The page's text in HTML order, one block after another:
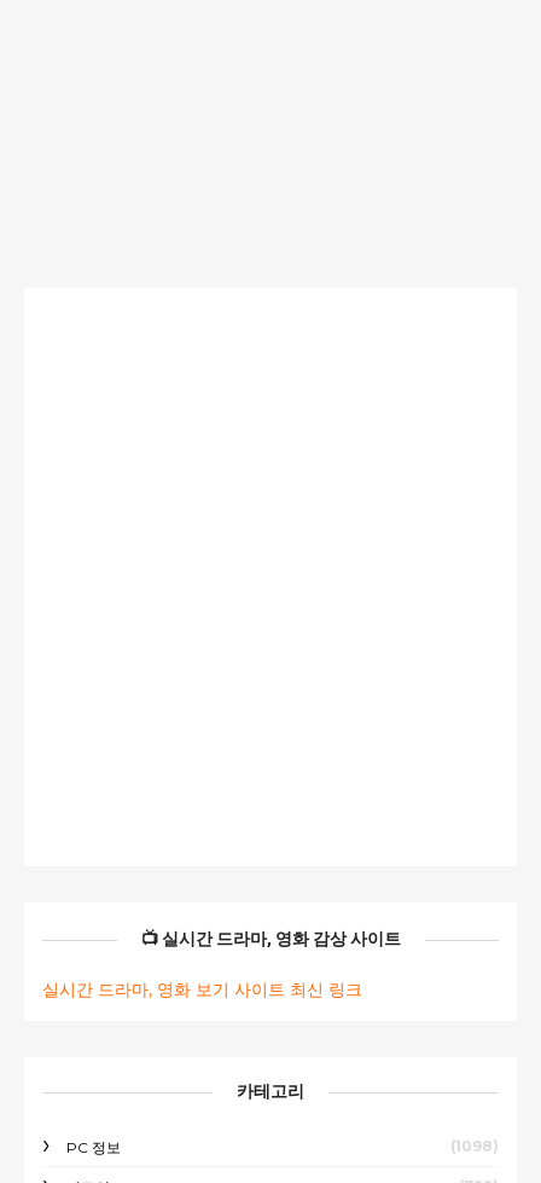
📺 실시간 드라마, 영화 감상 사이트
실시간 드라마, 영화 보기 사이트 최신 링크
카테고리
PC 정보 (1098)